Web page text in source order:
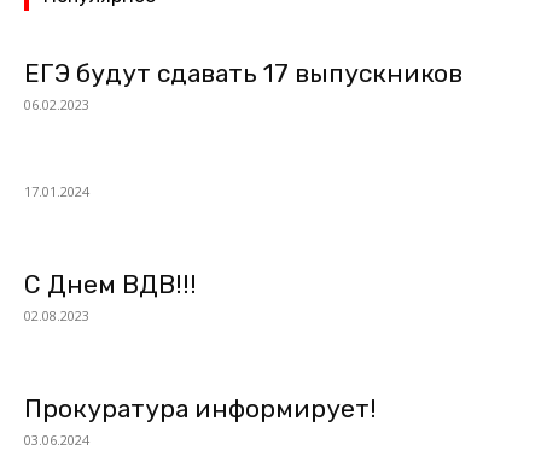
ЕГЭ будут сдавать 17 выпускников
06.02.2023
17.01.2024
С Днем ВДВ!!!
02.08.2023
Прокуратура информирует!
03.06.2024